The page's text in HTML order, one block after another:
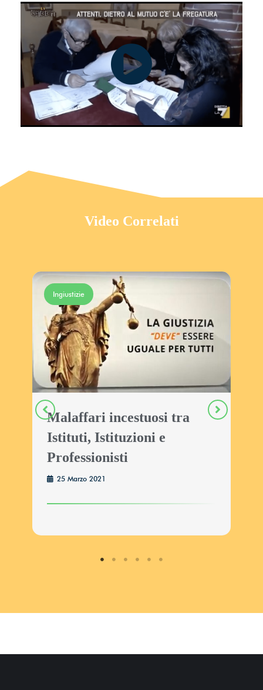
Video Correlati
Ingiustizie
Malaffari incestuosi tra
Istituti, Istituzioni e
Professionisti
25 Marzo 2021